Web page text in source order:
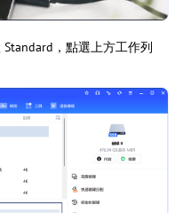
，點選上方工作列